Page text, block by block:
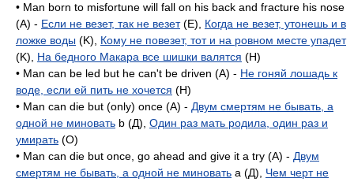
• Man born to misfortune will fall on his back and fracture his nose
(A) - Если не везет, так не везет(E), Когда не везет, утонешь и в
ложке воды (K), Кому не повезет, тот и на ровном месте упадет
(K), На бедного Макара все шишки валятся (H)
• Man can be led but he can't be driven (A) - Не гоняй лошадь к
воде, если ей пить не хочется (H)
• Man can die but (only) once (A) - Двум смертям не бывать, а
одной не миновать b (Д), Один раз мать родила, один раз и
умирать (O)
• Man can die but once, go ahead and give it a try (A) - Двум
смертям не бывать, а одной не миновать а (Д), Чем черт не